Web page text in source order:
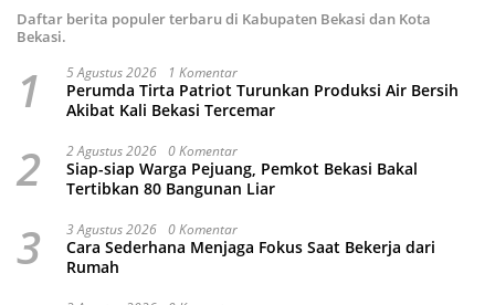
Daftar berita populer terbaru di Kabupaten Bekasi dan Kota
Bekasi.
1 5 Agustus 2026 1 Komentar
Perumda Tirta Patriot Turunkan Produksi Air Bersih
Akibat Kali Bekasi Tercemar
2 2 Agustus 2026 0 Komentar
Siap-siap Warga Pejuang, Pemkot Bekasi Bakal
Tertibkan 80 Bangunan Liar
3 3 Agustus 2026 0 Komentar
Cara Sederhana Menjaga Fokus Saat Bekerja dari
Rumah